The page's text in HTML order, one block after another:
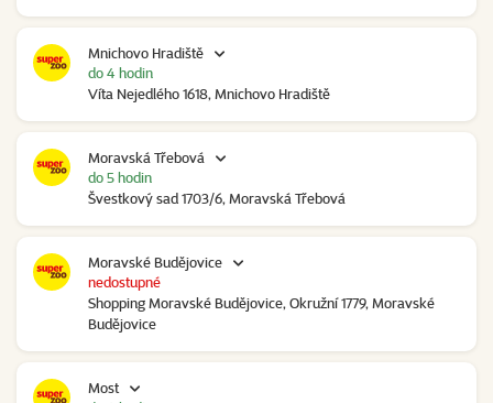
Mnichovo Hradiště
Víta Nejedlého 1618, Mnichovo Hradiště
do 4 hodin
Moravská Třebová
Švestkový sad 1703/6, Moravská Třebová
do 5 hodin
Moravské Budějovice
Shopping Moravské Budějovice, Okružní 1779, Moravské
Budějovice
nedostupné
Most